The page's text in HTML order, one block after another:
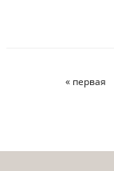
Страницы« первая